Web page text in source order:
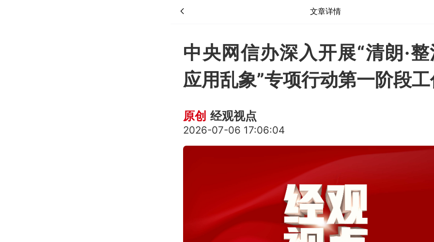
文章详情
中央网信办深入开展“清朗·
应用乱象”专项行动第一阶段
原创 经观视点
2026-07-06 17:06:04